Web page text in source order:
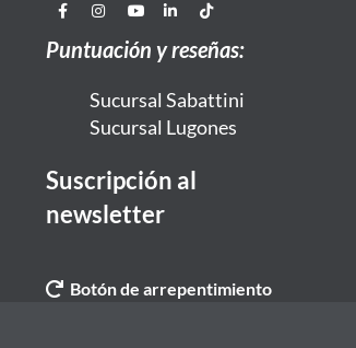
Puntuación y reseñas:
Sucursal Sabattini
Sucursal Lugones
Suscripción al
newsletter
Botón de arrepentimiento